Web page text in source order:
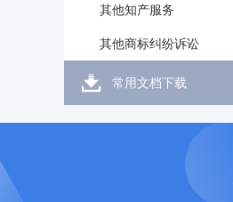
其他知产服务
其他商标纠纷诉讼
常用文档下载